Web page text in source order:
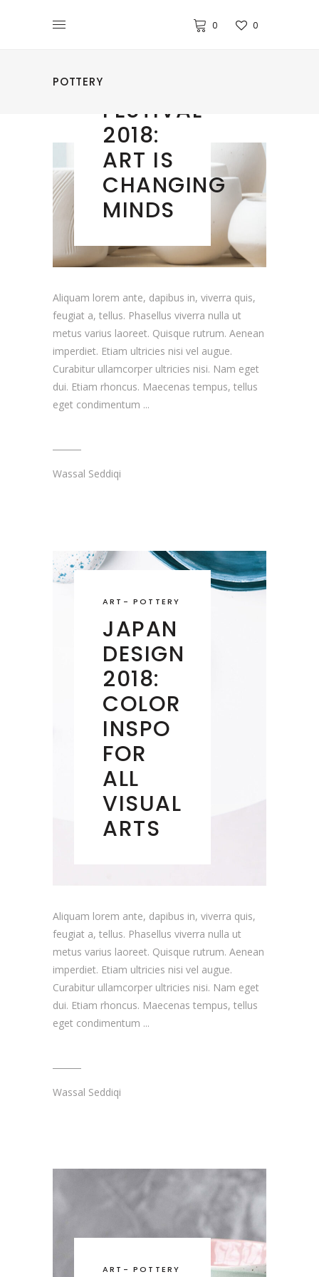
0 0
POTTERY
FESTIVAL
2018:
ART IS
CHANGING
MINDS
Aliquam lorem ante, dapibus in, viverra quis,
feugiat a, tellus. Phasellus viverra nulla ut
metus varius laoreet. Quisque rutrum. Aenean
imperdiet. Etiam ultricies nisi vel augue.
Curabitur ullamcorper ultricies nisi. Nam eget
dui. Etiam rhoncus. Maecenas tempus, tellus
eget condimentum
Wassal Seddiqi
ART -POTTERY
JAPAN
DESIGN
2018:
COLOR
INSPO
FOR
ALL
VISUAL
ARTS
Aliquam lorem ante, dapibus in, viverra quis,
feugiat a, tellus. Phasellus viverra nulla ut
metus varius laoreet. Quisque rutrum. Aenean
imperdiet. Etiam ultricies nisi vel augue.
Curabitur ullamcorper ultricies nisi. Nam eget
dui. Etiam rhoncus. Maecenas tempus, tellus
eget condimentum
Wassal Seddiqi
ART -POTTERY